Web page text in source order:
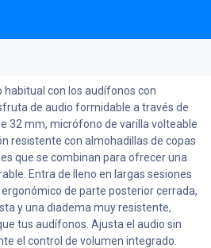
habitual con los audífonos con
de audio formidable a través de
32 mm, micrófono de varilla volteable
resistente con almohadillas de copas
que se combinan para ofrecer una
Entra de lleno en largas sesiones
de parte posterior cerrada,
y una diadema muy resistente,
tus audífonos. Ajusta el audio sin
el control de volumen integrado.